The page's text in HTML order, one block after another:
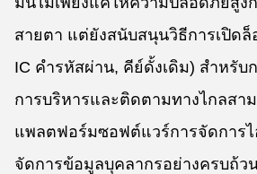
สายตา แต่ยังสนับสนุนวิธีการเปิดล็
IC คํารหัสผ่าน, คีย์ดั้งเดิม) สําหรั
การบริหารและติดตามทางไกลสา
แพลตฟอร์มซอฟต์แวร์การจัดการไ
จัดการข้อมูลบุคลากรอย่างครบถ้ว